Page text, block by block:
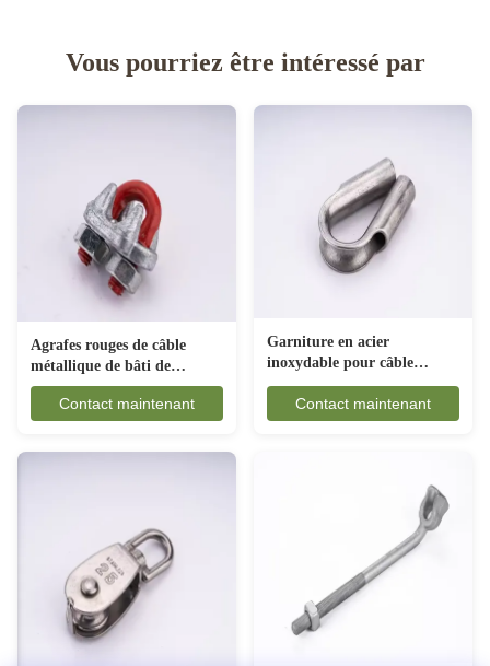
Vous pourriez être intéressé par
Agrafes rouges de câble
métallique de bâti de
peinture, raccord de câble
métallique de bride de
gréement
Contact maintenant
Garniture en acier
inoxydable pour câble
métallique, forme de
goupille tubulaire, résistante
à la corrosion
Contact maintenant